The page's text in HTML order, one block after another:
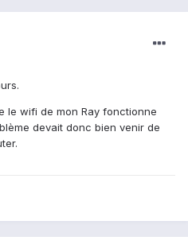
le wifi de mon Ray fonctionne
devait donc bien venir de